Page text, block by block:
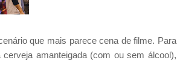
que mais parece cena de filme. Para
amanteigada (com ou sem álcool),